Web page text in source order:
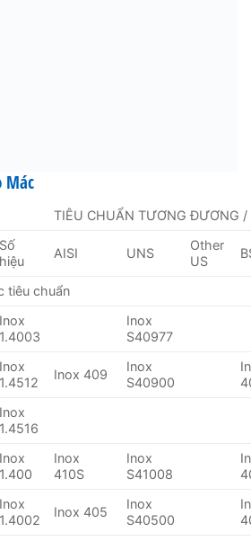
Mác
TIÊU CHUẨN TƯƠNG ĐƯƠNG /
Số
hiệu
AISI UNS
Other
US
tiêu chuẩn
Inox
1.4003
Inox
S40977
Inox
1.4512
Inox 409
Inox
S40900
Inox
1.4516
Inox
1.400
Inox
410S
Inox
S41008
Inox
1.4002
Inox 405
Inox
S40500